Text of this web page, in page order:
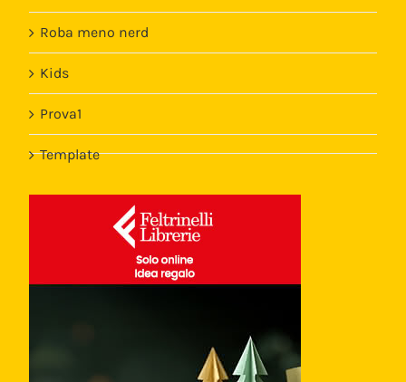
Roba meno nerd
Kids
Prova1
Template